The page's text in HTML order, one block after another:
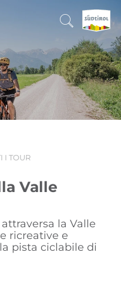
I TOUR
Valle
la Valle
ricreative e
pista ciclabile di